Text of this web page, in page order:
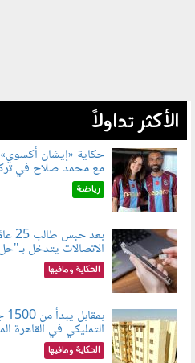
الأكثر تداولاً
080802.jpg
حكاية «إيشان
مع محمد صلاح في
رياضة
080803.jpg
بعد
الاتصالات يتدخل
الحكاية ومافيها
080801.jpg التمليكي في القاهرة
الحكاية ومافيها